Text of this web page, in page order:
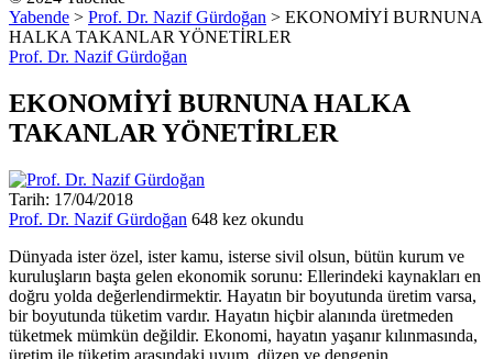
Yabende > Prof. Dr. Nazif Gürdoğan > EKONOMİYİ BURNUNA
HALKA TAKANLAR YÖNETİRLER
Prof. Dr. Nazif Gürdoğan
EKONOMİYİ BURNUNA HALKA
TAKANLAR YÖNETİRLER
Tarih: 17/04/2018
Prof. Dr. Nazif Gürdoğan 648 kez okundu
Dünyada ister özel, ister kamu, isterse sivil olsun, bütün kurum ve
kuruluşların başta gelen ekonomik sorunu: Ellerindeki kaynakları en
doğru yolda değerlendirmektir. Hayatın bir boyutunda üretim varsa,
bir boyutunda tüketim vardır. Hayatın hiçbir alanında üretmeden
tüketmek mümkün değildir. Ekonomi, hayatın yaşanır kılınmasında,
üretim ile tüketim arasındaki uyum, düzen ve dengenin